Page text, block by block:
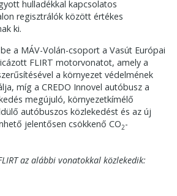
hulladékkal kapcsolatos
regisztrálók között értékes
ki.
a MÁV-Volán-csoport a Vasút Európai
FLIRT motorvonatot, amely a
a környezet védelmének
míg a CREDO Innovel autóbusz a
megújuló, környezetkímélő
autóbuszos közlekedést és az új
jelentősen csökkenő CO2-
az alábbi vonatokkal közlekedik: